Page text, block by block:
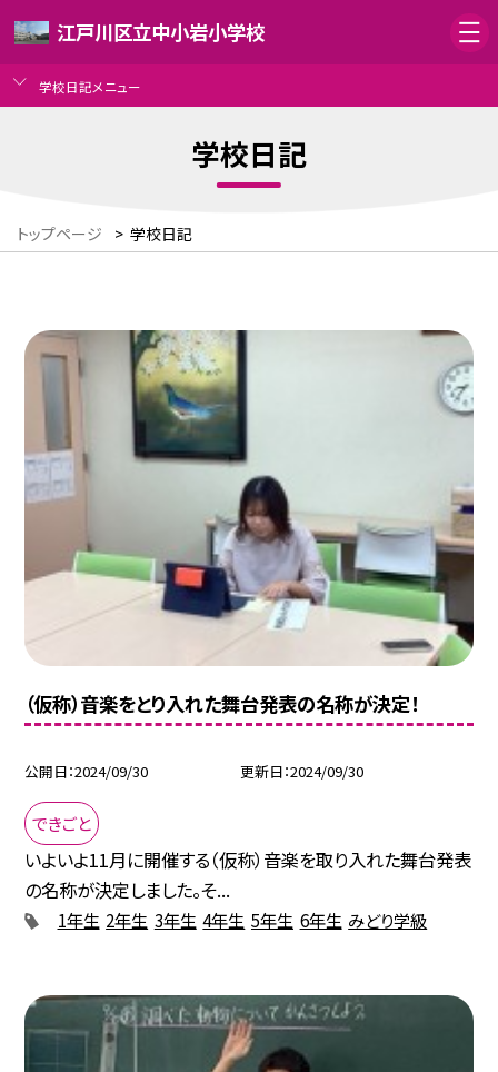
江戸川区立中小岩小学校
学校日記メニュー
学校日記
トップページ > 学校日記
（仮称）音楽をとり入れた舞台発表の名称が決定！
公開日 2024/09/30 更新日 2024/09/30
できごと
いよいよ11月に開催する（仮称）音楽を取り入れた舞台発表
の名称が決定しました。そ...
1年生 2年生 3年生 4年生 5年生 6年生 みどり学級